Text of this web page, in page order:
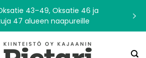
43–49, Oksatie 46 ja
47 alueen naapureille